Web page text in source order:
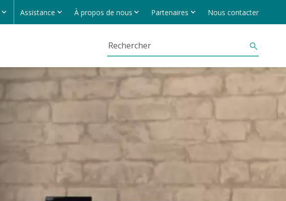
Assistance À propos de nous Partenaires Nous contacter